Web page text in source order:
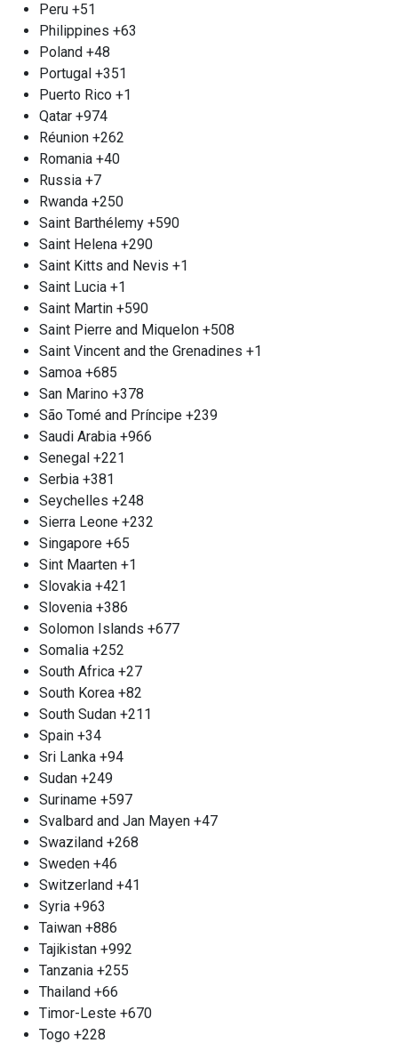
честности сделки. Для вашего удобства наш
пункт приёма работает круглосуточно, и при
необходимости мы можем организовать выезд
к вам. Освободите своё пространство и
преображайте ненужное в доход, доверившись
профессионалам «Втормет».
Демонтаж металлических
конструкций м. Тульская
Мы рады предложить уникальные услуги по
демонтажу и вывозу внушительных
металлических сооружений Тульская. Для начала
вам следует сделать запрос по телефону, после
чего наши опытные специалисты оперативно
проведут оценку объема работ на месте.
Компания «Втормет» располагает современным
специализированным оборудованием и
слаженными рабочими группами, что позволяет
нам эффективно и быстрее осуществлять
демонтаж конструкций любой сложности. Все
наши работы выполняются с неукоснительным
соблюдением высоких стандартов безопасности
и оперативности. После завершения демонтажа
мы осуществляем вывоз металлического лома в
пункты приёма. Мы стремимся предложить одни
из самых конкурентоспособных цен в городе,
обеспечивая индивидуальный подход к каждому
клиенту. Оплату можно произвести на месте
любым удобным способом, что делает наше
сотрудничество ещё более комфортным.
Выбирая нашу компанию, вы выбираете
надёжность, проверенную временем, и высокое
качество услуг, гарантируя себе спокойствие в
процессе работы.
Сотрудничество с пунктом
приема металла м. Тульская
Компания «Втормет» м. Тульская радостно
распахивает свои двери для долгосрочного и
плодотворного сотрудничества на
взаимовыгодных условиях. Если вы
представляете крупное строительное
предприятие, электросетевую компанию или
ваша деятельность сопряжена с регулярным
образованием металлолома, то у нас для вас есть
замечательные предложения. Мы обеспечиваем
конкурентоспособные расценки на прием и
вывоз металла, а также гарантируем
приоритетное обслуживание для наших
Peru +51
Philippines +63
Poland +48
Portugal +351
Puerto Rico +1
Qatar +974
Réunion +262
Romania +40
Russia +7
Rwanda +250
Saint Barthélemy +590
Saint Helena +290
Saint Kitts and Nevis +1
Saint Lucia +1
Saint Martin +590
Saint Pierre and Miquelon +508
Saint Vincent and the Grenadines +1
Samoa +685
San Marino +378
São Tomé and Príncipe +239
Saudi Arabia +966
Senegal +221
Serbia +381
Seychelles +248
Sierra Leone +232
Singapore +65
Sint Maarten +1
Slovakia +421
Slovenia +386
Solomon Islands +677
Somalia +252
South Africa +27
South Korea +82
South Sudan +211
Spain +34
Sri Lanka +94
Sudan +249
Suriname +597
Svalbard and Jan Mayen +47
Swaziland +268
Sweden +46
Switzerland +41
Syria +963
Taiwan +886
Tajikistan +992
Tanzania +255
Thailand +66
Timor-Leste +670
Togo +228